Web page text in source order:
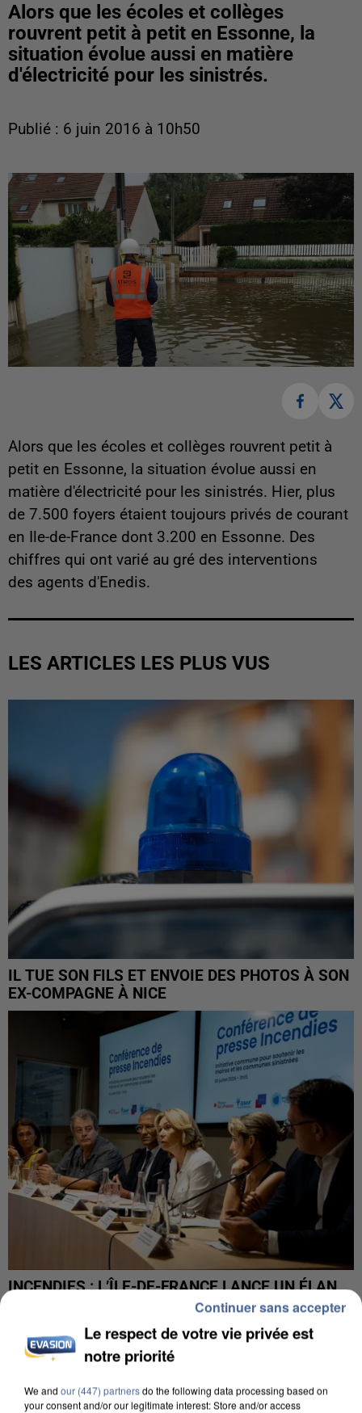
Alors que les écoles et collèges
rouvrent petit à petit en Essonne, la
situation évolue aussi en matière
d'électricité pour les sinistrés.
Publié : 6 juin 2016 à 10h50
Alors que les écoles et collèges rouvrent petit à
petit en Essonne, la situation évolue aussi en
matière d'électricité pour les sinistrés. Hier, plus
de 7.500 foyers étaient toujours privés de courant
en Ile-de-France dont 3.200 en Essonne. Des
chiffres qui ont varié au gré des interventions
des agents d'Enedis.
LES ARTICLES LES PLUS VUS
IL TUE SON FILS ET ENVOIE DES PHOTOS À SON
EX-COMPAGNE À NICE
INCENDIES : L’ÎLE-DE-FRANCE LANCE UN ÉLAN
DE SOLIDARITÉ AVEC LES...
Le respect de votre vie privée est
notre priorité
We and our (447) partnersdo the following data processing based on
your consent and/or our legitimate interest: Store and/or access
Continuer sans accepter